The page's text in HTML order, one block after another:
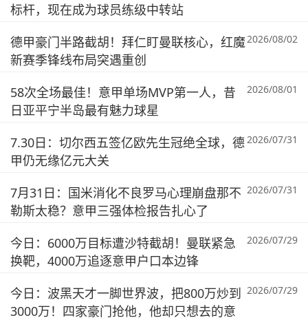
标杆，现在成为球员练级中转站
德甲豪门半路截胡！拜仁盯曼联核心，红魔
新赛季锋线布局突遇重创
2026/08/02
58次全场最佳！意甲单场MVP第一人，昔
日亚平宁半岛最有魅力球星
2026/08/01
7.30日：切尔西五签亿欧先生冠绝全球，德
甲仍无缘亿元大关
2026/07/31
7月31日：国米消化不良罗马心理崩盘那不
勒斯太稳？意甲三强体检报告扎心了
2026/07/31
今日：6000万目标遭沙特截胡！曼联紧急
换靶，4000万追逐意甲户口本边锋
2026/07/29
今日：波黑天才一脚世界波，把800万炒到
3000万！四家豪门抢他，他却只想去的意
2026/07/29